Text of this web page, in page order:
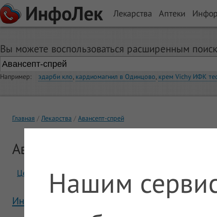
ИнфоЛек Лекарства Аптеки
Вы можете воспользоваться расширенным
Например: эдарби кло, кардиомагнил в Одинцово, крем Vichy ИФК
Главная Лекарства Авансепт-спрей
Авансепт-спрей
Цены Отзывы
Инструкция Авансепт-спрей
Нашим